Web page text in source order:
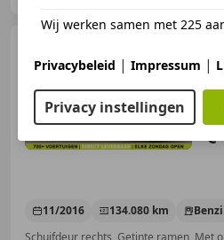
€
11/2016 134.080 km
Wij werken samen met 225
Privacybeleid | Impressum |
Privacy instellingen